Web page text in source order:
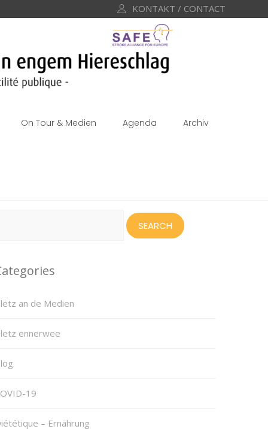
KONTAKT / CONTACT
On Tour & Medien Agenda Archiv
an de Medien
ënnerwee
19
– Ernährung